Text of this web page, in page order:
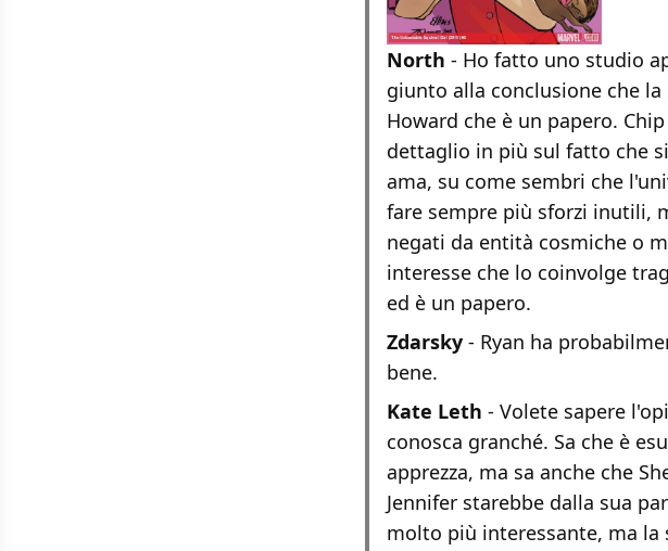
North - Ho fatto uno studio
giunto alla conclusione che
Howard che è un papero.
dettaglio in più sul fatto che
ama, su come sembri che
fare sempre più sforzi inutili,
negati da entità cosmiche o
interesse che lo coinvolge
ed è un papero.
Zdarsky - Ryan ha
bene.
Kate Leth - Volete sapere
conosca granché. Sa che è
apprezza, ma sa anche che
Jennifer starebbe dalla sua
molto più interessante, ma